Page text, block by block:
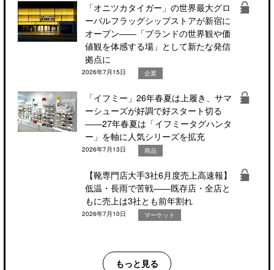
「オニツカタイガー」の世界最大グロ
ーバルフラッグシップストアが新宿に
オープン――「ブランドの世界観や価
値観を体感する場」として新たな発信
拠点に
2026年7月15日 企業
「イフミー」26年春夏は上履き、サマ
ーシューズが好調で好スタート切る
――27年春夏は「イフミータグハンタ
ー」を軸に人気シリーズを拡充
2026年7月13日 商品
【靴専門店大手3社6月度売上高速報】
低温・長雨で苦戦――既存店・全店と
もに売上は3社とも前年割れ
2026年7月10日 マーケット
もっと見る